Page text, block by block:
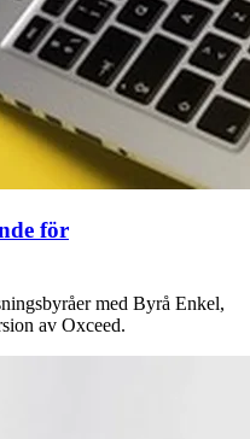
för
med Byrå Enkel,
av Oxceed.